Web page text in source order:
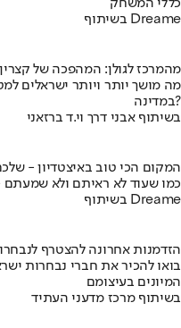
כללי המשחק
בשיתוף Dreame
מהמרכז לגולן: המהפכה של קצרין
מה מושך יותר ויותר ישראלים
במדינה?
בשיתוף אבני דרך וי.ד ברזאני
המקום הכי טוב באיצטדיון -
המונדיאל עם מסכי Dreame - כמו שעוד לא ראיתם ולא שמעתם
בשיתוף Dreame
הזדמנות אחרונה להצטרף
בואו להכיר את חברי נבחרות
המיונים בעיצומם
בשיתוף מרכז מדעני העתיד